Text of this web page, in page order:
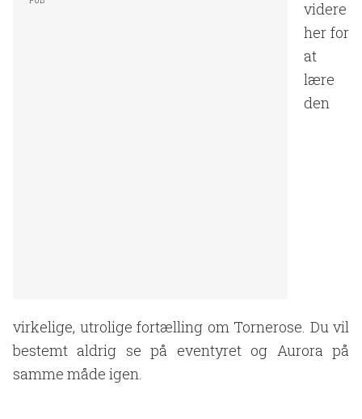
videre
her for
at
lære
den
virkelige, utrolige fortælling om Tornerose. Du vil
bestemt aldrig se på eventyret og Aurora på
samme måde igen.